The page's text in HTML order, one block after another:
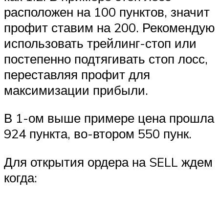
расположен на 100 пунктов, значит
профит ставим на 200. Рекомендую
использовать трейлинг-стоп или
постепенно подтягивать стоп лосс,
переставляя профит для
максимизации прибыли.
В 1-ом выше примере цена прошла
924 пункта, во-втором 550 пунк.
Для открытия ордера на SELL ждем
когда: